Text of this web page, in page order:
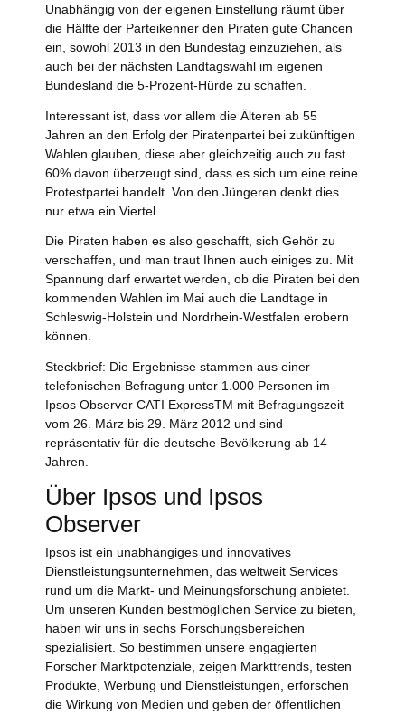
Unabhängig von der eigenen Einstellung räumt über
die Hälfte der Parteikenner den Piraten gute Chancen
ein, sowohl 2013 in den Bundestag einzuziehen, als
auch bei der nächsten Landtagswahl im eigenen
Bundesland die 5-Prozent-Hürde zu schaffen.
Interessant ist, dass vor allem die Älteren ab 55
Jahren an den Erfolg der Piratenpartei bei zukünftigen
Wahlen glauben, diese aber gleichzeitig auch zu fast
60% davon überzeugt sind, dass es sich um eine reine
Protestpartei handelt. Von den Jüngeren denkt dies
nur etwa ein Viertel.
Die Piraten haben es also geschafft, sich Gehör zu
verschaffen, und man traut Ihnen auch einiges zu. Mit
Spannung darf erwartet werden, ob die Piraten bei den
kommenden Wahlen im Mai auch die Landtage in
Schleswig-Holstein und Nordrhein-Westfalen erobern
können.
Steckbrief: Die Ergebnisse stammen aus einer
telefonischen Befragung unter 1.000 Personen im
Ipsos Observer CATI ExpressTM mit Befragungszeit
vom 26. März bis 29. März 2012 und sind
repräsentativ für die deutsche Bevölkerung ab 14
Jahren.
Über Ipsos und Ipsos
Observer
Ipsos ist ein unabhängiges und innovatives
Dienstleistungsunternehmen, das weltweit Services
rund um die Markt- und Meinungsforschung anbietet.
Um unseren Kunden bestmöglichen Service zu bieten,
haben wir uns in sechs Forschungsbereichen
spezialisiert. So bestimmen unsere engagierten
Forscher Marktpotenziale, zeigen Markttrends, testen
Produkte, Werbung und Dienstleistungen, erforschen
die Wirkung von Medien und geben der öffentlichen